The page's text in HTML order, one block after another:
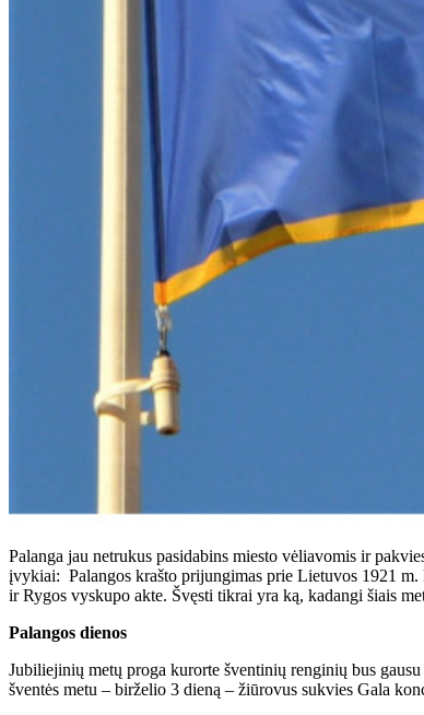
Palanga jau netrukus pasidabins miesto vėliavomis ir
įvykiai: Palangos krašto prijungimas prie Lietuvos 1921
ir Rygos vyskupo akte. Švęsti tikrai yra ką, kadangi šiais
Palangos dienos
Jubiliejinių metų proga kurorte šventinių renginių bus
šventės metu – birželio 3 dieną – žiūrovus sukvies Gala